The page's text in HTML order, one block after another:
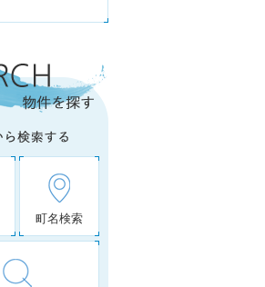
町名検索